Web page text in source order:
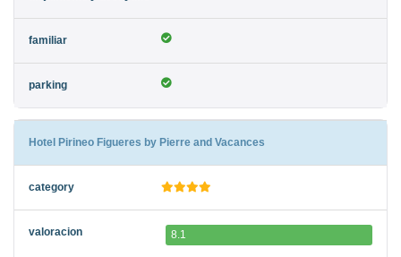
Hotel Pirineo Figueres by Pierre and Vacances
8.1